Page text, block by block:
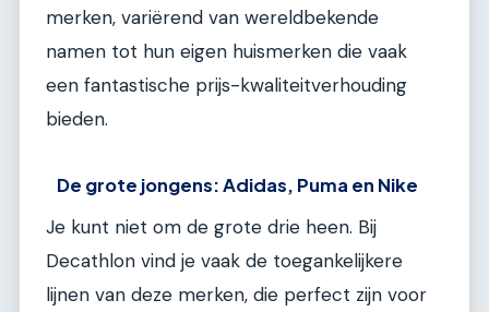
merken, variërend van wereldbekende
namen tot hun eigen huismerken die vaak
een fantastische prijs-kwaliteitverhouding
bieden.
De grote jongens: Adidas, Puma en Nike
Je kunt niet om de grote drie heen. Bij
Decathlon vind je vaak de toegankelijkere
lijnen van deze merken, die perfect zijn voor